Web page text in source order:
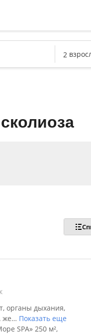
органы дыхания,
же… Показать еще
SPA» 250 м²,